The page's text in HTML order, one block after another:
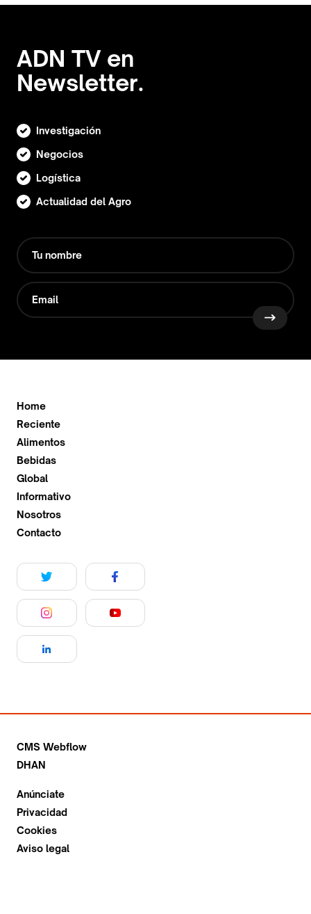
ADN TV en
Newsletter.
Investigación
Negocios
Logística
Actualidad del Agro
Home
Reciente
Alimentos
Bebidas
Global
Informativo
Nosotros
Contacto
CMS Webflow
DHAN
Anúnciate
Privacidad
Cookies
Aviso legal